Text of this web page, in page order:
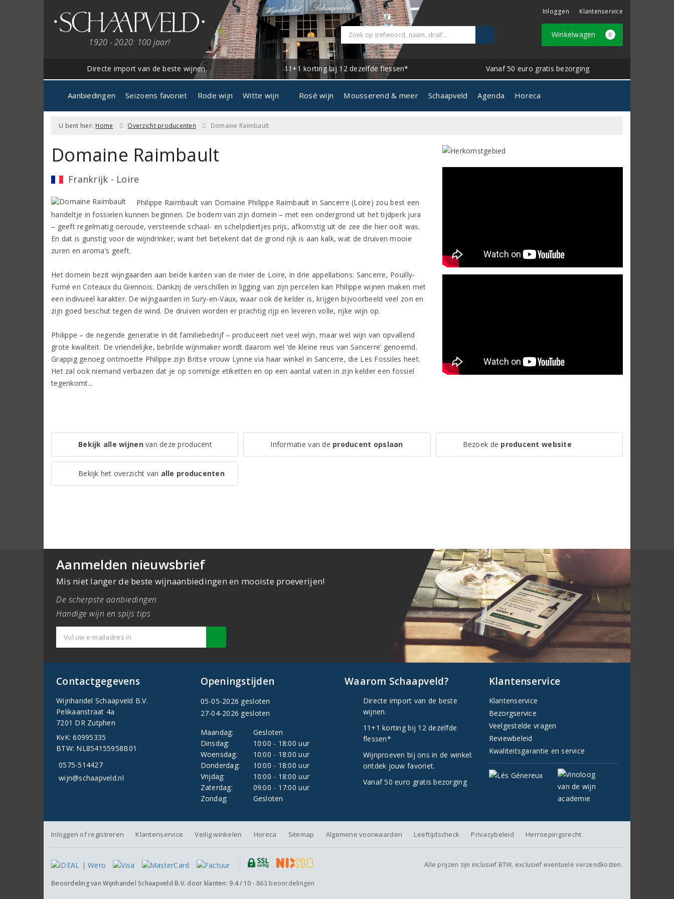
1920 - 2020: 100 jaar!
Inloggen Klantenservice
Winkelwagen 0
Directe import van de beste wijnen. 11+1 korting bij 12 dezelfde flessen* Vanaf 50 euro gratis bezorging
Aanbiedingen Seizoens favoriet Rode wijn Witte wijn Rosé wijn Mousserend & meer Schaapveld Agenda Horeca
U bent hier: Home Overzicht producenten Domaine Raimbault
Domaine Raimbault
Frankrijk - Loire
Philippe Raimbault van Domaine Philippe Raimbault in Sancerre (Loire) zou best een
handeltje in fossielen kunnen beginnen. De bodem van zijn domein – met een ondergrond uit het tijdperk jura
– geeft regelmatig oeroude, versteende schaal- en schelpdiertjes prijs, afkomstig uit de zee die hier ooit was.
En dat is gunstig voor de wijndrinker, want het betekent dat de grond rijk is aan kalk, wat de druiven mooie
zuren en aroma’s geeft.
Het domein bezit wijngaarden aan beide kanten van de rivier de Loire, in drie appellations: Sancerre, Pouilly-
Fumé en Coteaux du Giennois. Dankzij de verschillen in ligging van zijn percelen kan Philippe wijnen maken met
een indivueel karakter. De wijngaarden in Sury-en-Vaux, waar ook de kelder is, krijgen bijvoorbeeld veel zon en
zijn goed beschut tegen de wind. De druiven worden er prachtig rijp en leveren volle, rijke wijn op.
Philippe – de negende generatie in dit familiebedrijf – produceert niet veel wijn, maar wel wijn van opvallend
grote kwaliteit. De vriendelijke, bebrilde wijnmaker wordt daarom wel ‘de kleine reus van Sancerre’ genoemd.
Grappig genoeg ontmoette Philippe zijn Britse vrouw Lynne via haar winkel in Sancerre, die Les Fossiles heet.
Het zal ook niemand verbazen dat je op sommige etiketten en op een aantal vaten in zijn kelder een fossiel
tegenkomt...
Bekijk alle wijnenvan deze producent Informatie van de producent opslaan Bezoek de producent website
Bekijk het overzicht van alle producenten
Aanmelden nieuwsbrief
Mis niet langer de beste wijnaanbiedingen en mooiste proeverijen!
De scherpste aanbiedingen
Handige wijn en spijs tips
Contactgegevens
Wijnhandel Schaapveld B.V.
Pelikaanstraat 4a
7201 DR Zutphen
KvK: 60995335
BTW: NL854155958B01
0575-514427
wijn@schaapveld.nl
Openingstijden
05-05-2026 gesloten
27-04-2026 gesloten
Maandag:
Gesloten
Dinsdag:
10:00 - 18:00 uur
Woensdag:
10:00 - 18:00 uur
Donderdag:
10:00 - 18:00 uur
Vrijdag:
10:00 - 18:00 uur
Zaterdag:
09:00 - 17:00 uur
Zondag:
Gesloten
Waarom Schaapveld?
Directe import van de beste
wijnen.
11+1 korting bij 12 dezelfde
flessen*
Wijnproeven bij ons in de winkel:
ontdek jouw favoriet.
Vanaf 50 euro gratis bezorging
Klantenservice
Klantenservice
Bezorgservice
Veelgestelde vragen
Reviewbeleid
Kwaliteitsgarantie en service
Inloggen of registreren Klantenservice Veilig winkelen Horeca Sitemap Algemene voorwaarden Leeftijdscheck Privacybeleid Herroepingsrecht
Alle prijzen zijn inclusief BTW, exclusief eventuele verzendkosten.
Beoordeling vanWijnhandel Schaapveld B.V. door klanten: 9.4/ 10 - 863 beoordelingen